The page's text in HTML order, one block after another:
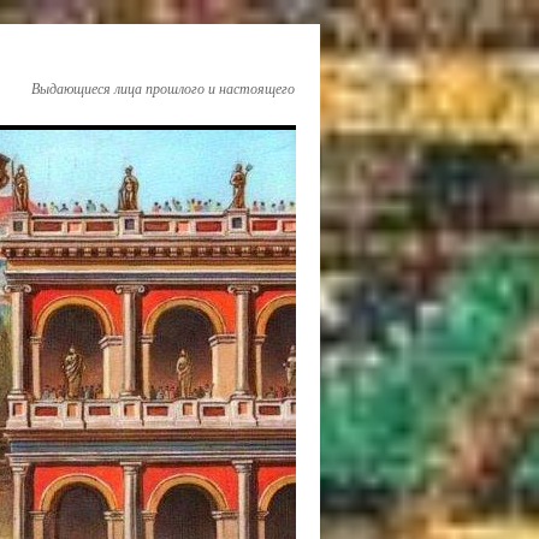
Выдающиеся лица прошлого и настоящего